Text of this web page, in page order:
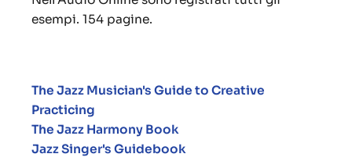
esempi. 154 pagine.
The Jazz Musician's Guide to Creative
Practicing
The Jazz Harmony Book
Jazz Singer's Guidebook